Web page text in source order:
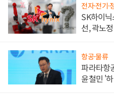
전자·전기·
SK하이
선, 곽노
항공·물류
파라타항
윤철민 '